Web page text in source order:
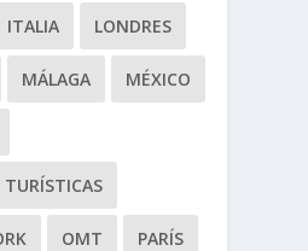
ITALIA LONDRES
MÁLAGA MÉXICO
OMT PARÍS